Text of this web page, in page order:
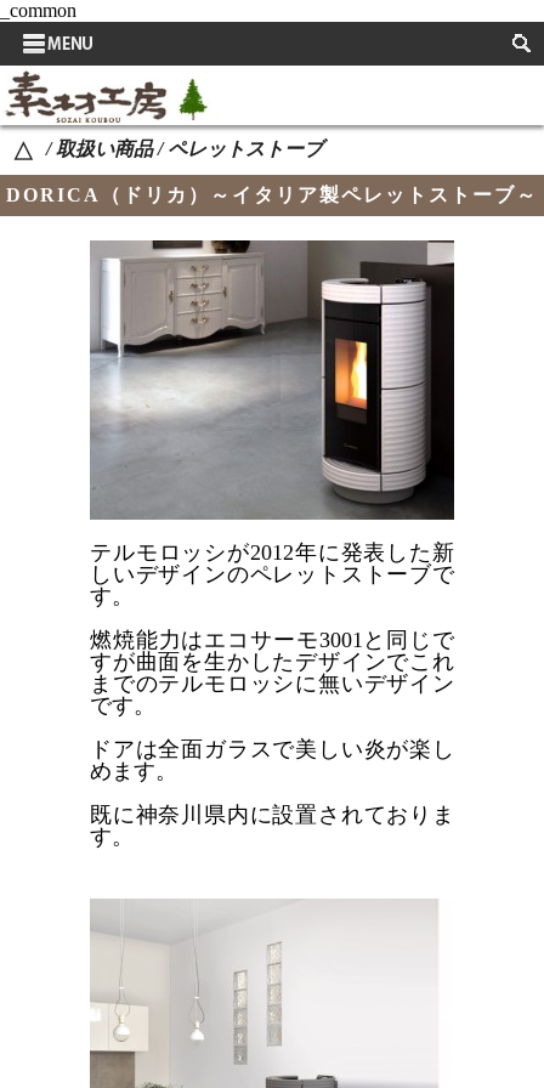
_common
△ / 取扱い商品 / ペレットストーブ
DORICA（ドリカ）～イタリア製ペレットストーブ～
テルモロッシが2012年に発表した新
しいデザインのペレットストーブで
す。
燃焼能力はエコサーモ3001と同じで
すが曲面を生かしたデザインでこれ
までのテルモロッシに無いデザイン
です。
ドアは全面ガラスで美しい炎が楽し
めます。
既に神奈川県内に設置されておりま
す。
サイドメニュー
取扱い商品
取扱い商品使用例
スタッフブログ
イベント案内
自然素材の特長
取扱い商品を決める際のこだわり
初めてのお取引となるお客様
サンプルをご希望の方
お問い合わせ